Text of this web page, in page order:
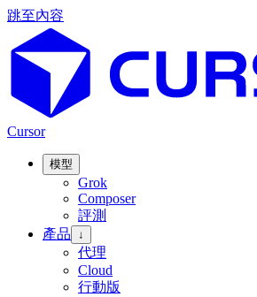
跳至內容
Cursor
模型
Grok
Composer
評測
產品
↓
代理
Cloud
行動版